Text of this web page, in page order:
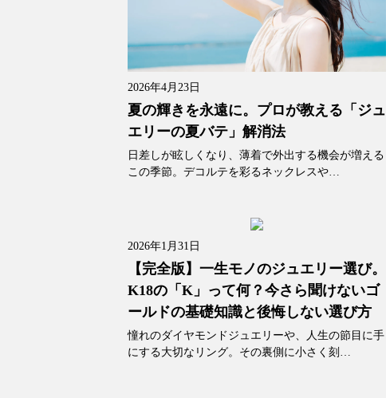
2026年4月23日
夏の輝きを永遠に。プロが教える「ジュ
エリーの夏バテ」解消法
日差しが眩しくなり、薄着で外出する機会が増える
この季節。デコルテを彩るネックレスや…
2026年1月31日
【完全版】一生モノのジュエリー選び。
K18の「K」って何？今さら聞けないゴ
ールドの基礎知識と後悔しない選び方
憧れのダイヤモンドジュエリーや、人生の節目に手
にする大切なリング。その裏側に小さく刻…